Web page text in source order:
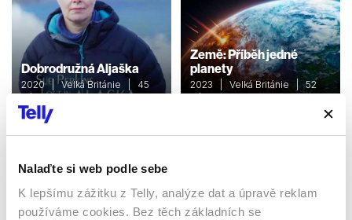
Nalaďte si web podle sebe
K lepšímu zážitku z Telly, analýze dat a úpravě reklam
používáme cookies. Bez těch základních se
Dobrodružná Aljaška
2020 | Velká Británie | 45
min
Dokumenty / Přírodovědní
Země: Příběh jedné
planety
2023 | Velká Británie | 52
min
Sledujte kdekoliv až na 6 zařízeních